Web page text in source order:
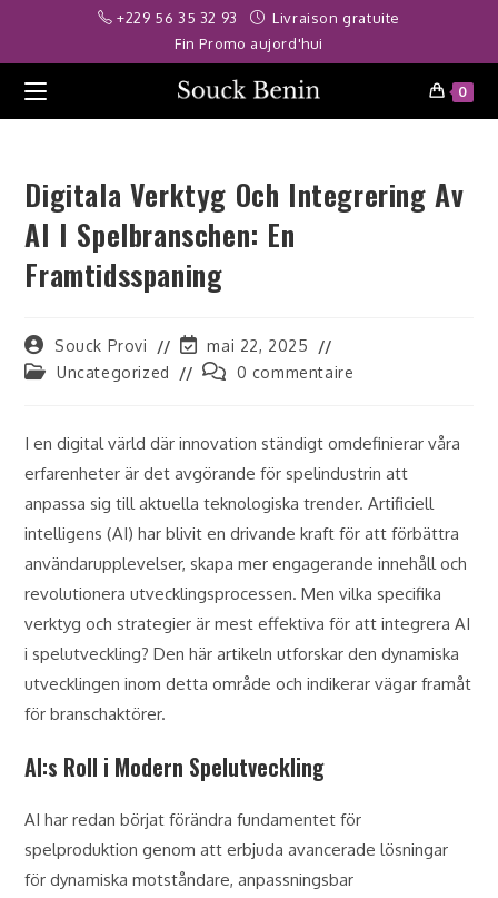
deneme bonusumeritbetjojobet meritkingslot siteleri
content
+229 56 35 32 93
Livraison gratuite
Fin Promo aujord'hui
0
Digitala Verktyg Och Integrering Av
AI I Spelbranschen: En
Framtidsspaning
Auteur/autrice
de
Souck Provi
Dernière
modification
de
mai 22, 2025
PostUncategorized
Commentaires
publication :
0 commentaire
I en digital värld där innovation ständigt omdefinierar våra
erfarenheter är det avgörande för spelindustrin att
anpassa sig till aktuella teknologiska trender. Artificiell
intelligens (AI) har blivit en drivande kraft för att förbättra
användarupplevelser, skapa mer engagerande innehåll och
revolutionera utvecklingsprocessen. Men vilka specifika
verktyg och strategier är mest effektiva för att integrera AI
i spelutveckling? Den här artikeln utforskar den dynamiska
utvecklingen inom detta område och indikerar vägar framåt
för branschaktörer.
AI:s Roll i Modern Spelutveckling
AI har redan börjat förändra fundamentet för
spelproduktion genom att erbjuda avancerade lösningar
för dynamiska motståndare, anpassningsbar